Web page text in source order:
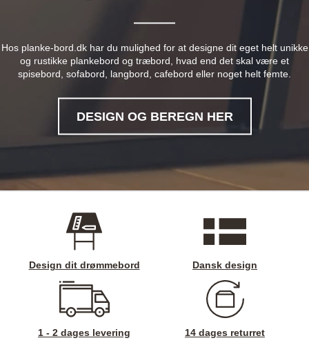
Hos planke-bord.dk har du mulighed for at designe dit eget helt unikke
og rustikke plankebord og træbord, hvad end det skal være et
spisebord, sofabord, langbord, cafebord eller noget helt femte.
DESIGN OG BEREGN HER
Design dit drømmebord Dansk design
1 - 2 dages levering 14 dages returret